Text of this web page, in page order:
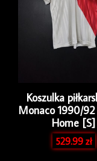
Koszulka
Monaco 1990/
Home [S]
529.99zł